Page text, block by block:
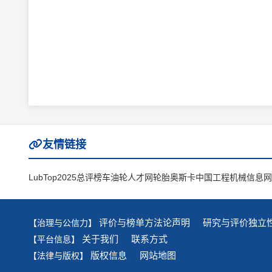
友情链接
LubTop2025总评榜车油轮人才网轮胎奥斯卡中国工程机械信息网
【治理与公信力】 评价与榜单方法论声明 研究与评价独立
【平台信息】 关于我们 联系方式
【法律与版权】 版权信息 网站地图